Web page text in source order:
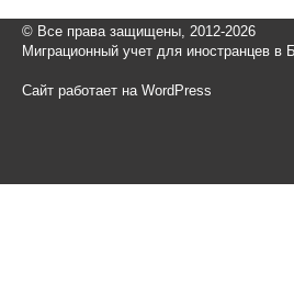
© Все права защищены, 2012-2026
Миграционный учет для иностранцев в
Сайт работает на WordPress